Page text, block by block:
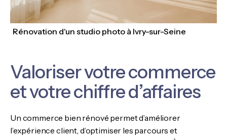
Rénovation d'un studio photo à Ivry-sur-Seine
Valoriser votre commerce
et votre chiffre d’affaires
Un commerce bien rénové permet d’améliorer
l’expérience client, d’optimiser les parcours et